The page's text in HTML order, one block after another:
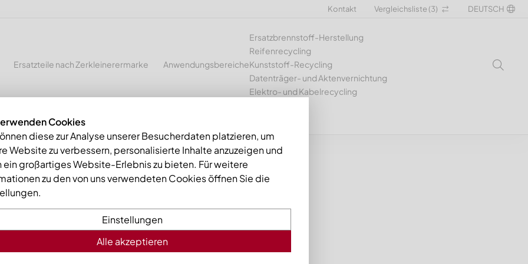
Kontakt Vergleichsliste (3) DEUTSCH
Ersatzteile nach Zerkleinerermarke Anwendungsbereiche
Ersatzbrennstoff-Herstellung
Reifenrecycling
Kunststoff-Recycling
Datenträger- und Aktenvernichtung
Elektro- und Kabelrecycling
| Wellendichtringe
| Wellendichtringe
– Ihrem Ersatzteil-Spezialist
wir Ihnen unser Sortiment an Dichtungen und Wellendichtringen vor.
Cookies
diese zur Analyse unserer Besucherdaten platzieren, um
Website zu verbessern, personalisierte Inhalte anzuzeigen und
ein großartiges Website-Erlebnis zu bieten. Für weitere
zu den von uns verwendeten Cookies öffnen Sie die
Einstellungen
Alle akzeptieren